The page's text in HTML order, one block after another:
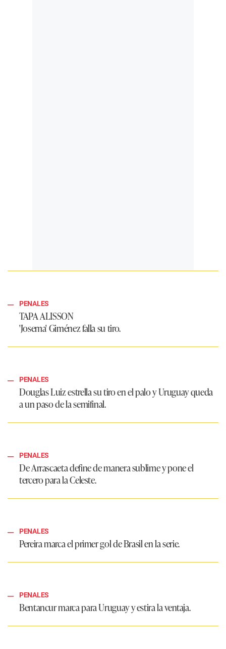
PENALES
TAPA ALISSON
'Josema' Giménez falla su tiro.
PENALES
Douglas Luiz estrella su tiro en el palo y Uruguay queda
a un paso de la semifinal.
PENALES
De Arrascaeta define de manera sublime y pone el
tercero para la Celeste.
PENALES
Pereira marca el primer gol de Brasil en la serie.
PENALES
Bentancur marca para Uruguay y estira la ventaja.